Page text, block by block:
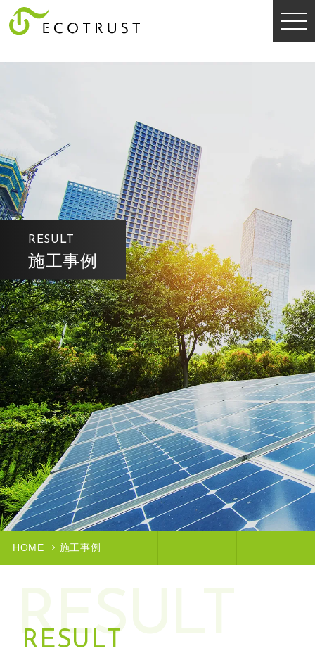
RESULT
施工事例
HOME 施工事例
RESU L T
RESULT